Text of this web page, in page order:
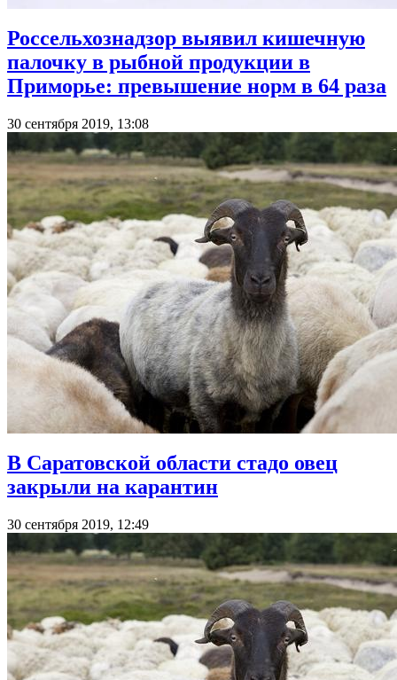
Россельхознадзор выявил кишечную
палочку в рыбной продукции в
Приморье: превышение норм в 64 раза
30 сентября 2019, 13:08
В Саратовской области стадо овец
закрыли на карантин
30 сентября 2019, 12:49